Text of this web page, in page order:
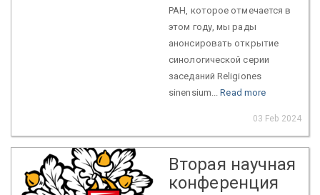
РАН, которое отмечается в
этом году, мы рады
анонсировать открытие
синологической серии
заседаний Religiones
sinensium...Read more
03 Feb 2024
Вторая научная
конференция